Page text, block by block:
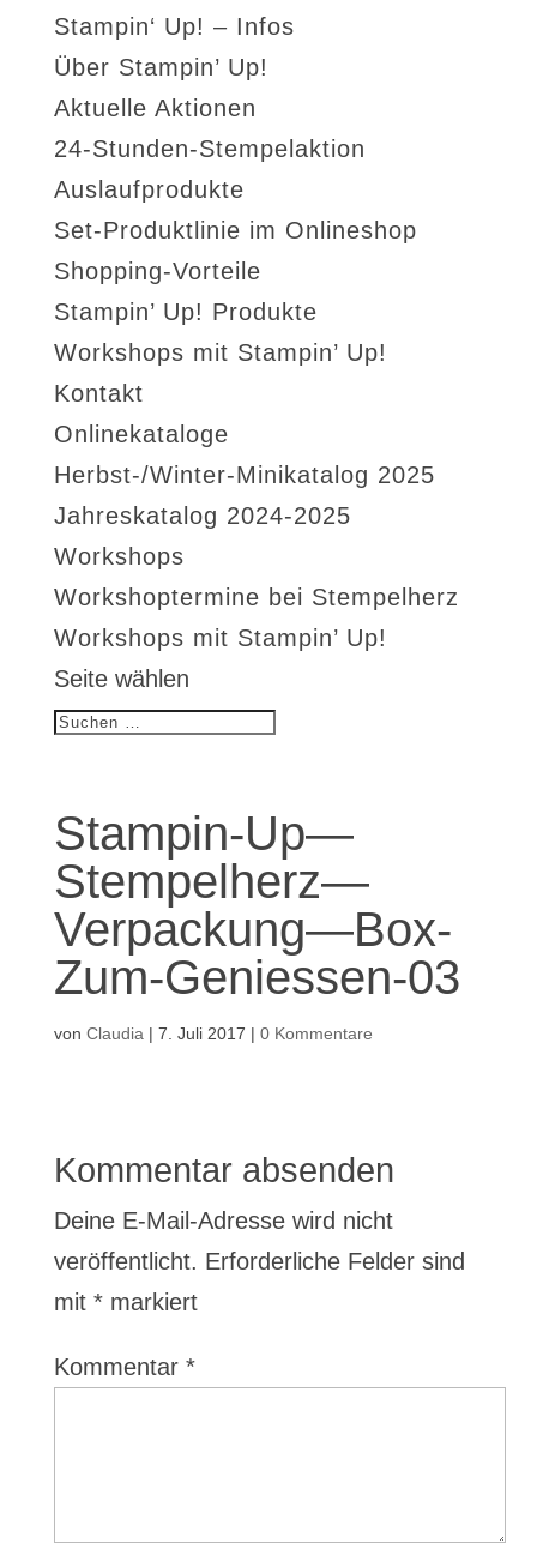
Stampin‘ Up! – Infos
Über Stampin’ Up!
Aktuelle Aktionen
24-Stunden-Stempelaktion
Auslaufprodukte
Set-Produktlinie im Onlineshop
Shopping-Vorteile
Stampin’ Up! Produkte
Workshops mit Stampin’ Up!
Kontakt
Onlinekataloge
Herbst-/Winter-Minikatalog 2025
Jahreskatalog 2024-2025
Workshops
Workshoptermine bei Stempelherz
Workshops mit Stampin’ Up!
Seite wählen
Stampin-Up—
Stempelherz—
Verpackung—Box-
Zum-Geniessen-03
von Claudia | 7. Juli 2017 | 0 Kommentare
Kommentar absenden
Deine E-Mail-Adresse wird nicht
veröffentlicht. Erforderliche Felder sind
mit *markiert
Kommentar *